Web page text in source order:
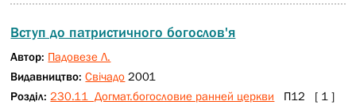
Вступ до патристичного богослов'я
Автор: Падовезе Л.
Видавництво:Свічадо 2001
Розділ: 230.11 Догмат.богословие ранней церкви П12 [ 1 ]